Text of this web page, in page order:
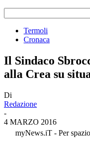
Termoli
Cronaca
Il Sindaco
alla Crea su
Di
Redazione
-
4 MARZO 2016
myNews.iT - Per